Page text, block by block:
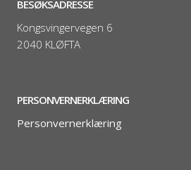
BESØKSADRESSE
Kongsvingervegen 6
2040 KLØFTA
PERSONVERNERKLÆRING
Personvernerklæring